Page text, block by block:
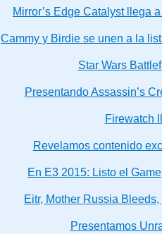
Mirror’s Edge Catalyst llega
Cammy y Birdie se unen a la
Star Wars
Presentando Assassin’s
Firewatch
Revelamos contenido
En E3 2015: Listo el
Eitr, Mother Russia
Presentamos